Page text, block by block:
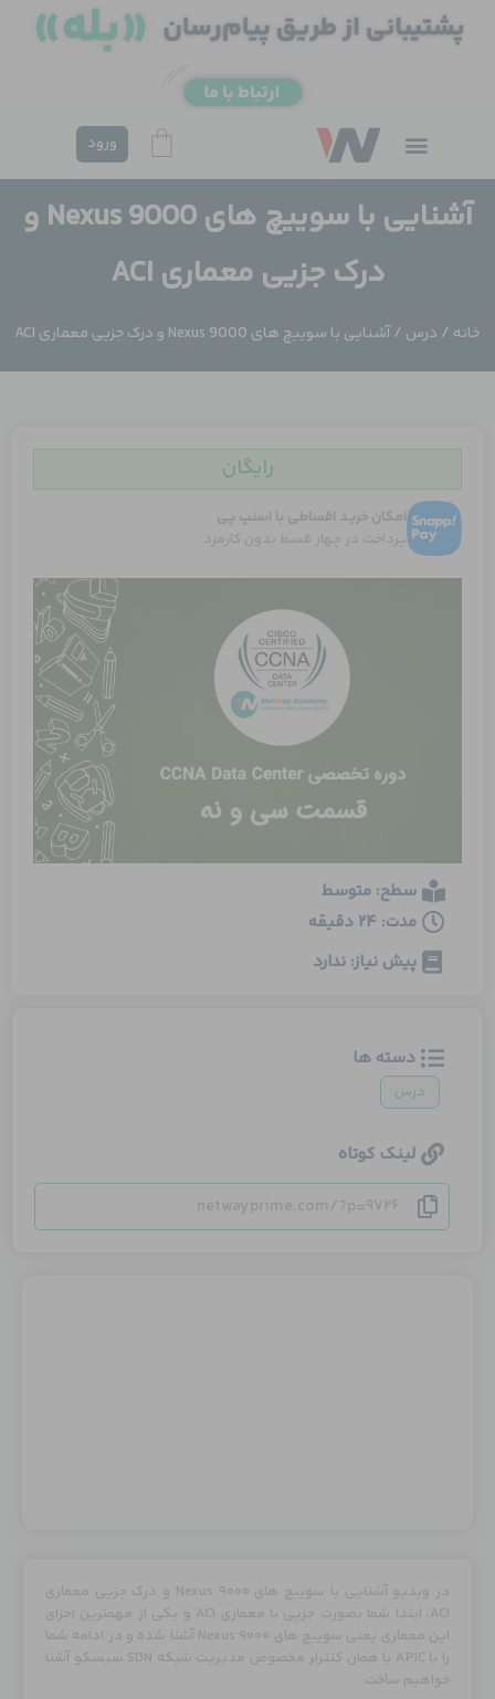
ورود
آشنایی با سوییچ های Nexus 9000 و
درک جزیی معماری ACI
خانه / درس / آشنایی با سوییچ های Nexus 9000 و درک جزیی معماری ACI
در ویدیو آشنایی با سوییچ های Nexus 9000 و درک جزیی معماری
ACI، ابتدا شما بصورت جزیی با معماری ACI و یکی از مهمترین اجزای
این معماری یعنی سوییچ های Nexus 9000 آشنا شده و در ادامه شما
را با APIC یا همان کنترلر مخصوص مدیریت شبکه SDN سیسکو آشنا
خواهیم ساخت.
رایگان
امکان خرید اقساطی با اسنپ پی
پرداخت در چهار قسط بدون کارمزد
سطح: متوسط
مدت: 24 دقیقه
پیش نیاز: ندارد
دسته ها
درس
لینک کوتاه
netwayprime.com/?p=9726